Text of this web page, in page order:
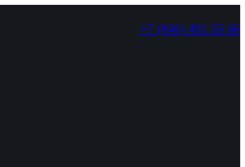
+7 (846) 491 55 66